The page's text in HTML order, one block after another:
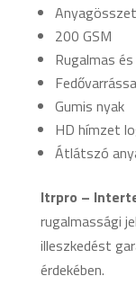
200 GSM
Rugalmas
Gumis nyak
HD hímzet
Átlátszó
Itrpro –
rugalmassági
illeszkedést
érdekében.